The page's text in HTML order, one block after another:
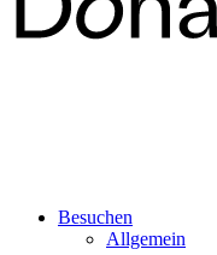
Besuchen
Allgemein